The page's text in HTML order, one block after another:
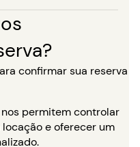
confirmar sua reserva
permitem controlar
e oferecer um